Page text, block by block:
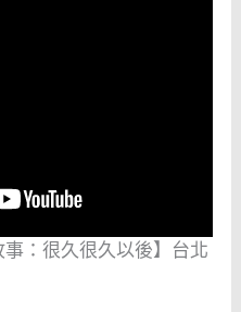
：很久很久以後】台北